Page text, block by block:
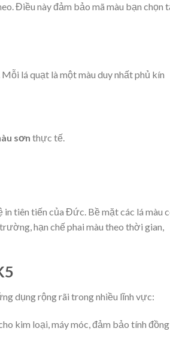
Điều này đảm bảo mã màu bạn chọn
lá quạt là một màu duy nhất phủ kín
sơn thực tế.
tiên tiến của Đức. Bề mặt các lá màu
hạn chế phai màu theo thời gian,
dụng rộng rãi trong nhiều lĩnh vực:
kim loại, máy móc, đảm bảo tính đồng